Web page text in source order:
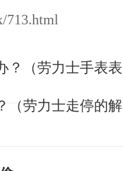
713.html
？（劳力士手表表
（劳力士走停的解